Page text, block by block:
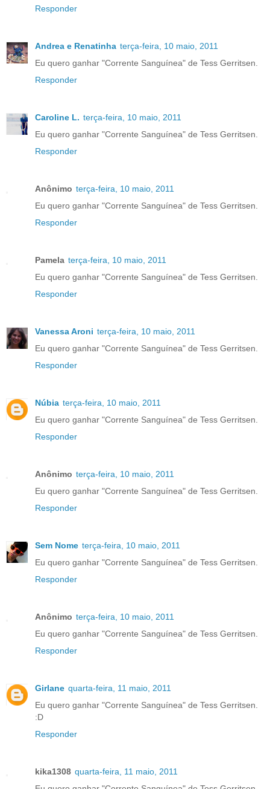
Responder
Andrea e Renatinha terça-feira, 10 maio, 2011
Eu quero ganhar "Corrente Sanguínea" de Tess Gerritsen.
Responder
Caroline L. terça-feira, 10 maio, 2011
Eu quero ganhar "Corrente Sanguínea" de Tess Gerritsen.
Responder
Anônimo terça-feira, 10 maio, 2011
Eu quero ganhar "Corrente Sanguínea" de Tess Gerritsen.
Responder
Pamela terça-feira, 10 maio, 2011
Eu quero ganhar "Corrente Sanguínea" de Tess Gerritsen.
Responder
Vanessa Aroni terça-feira, 10 maio, 2011
Eu quero ganhar "Corrente Sanguínea" de Tess Gerritsen.
Responder
Núbia terça-feira, 10 maio, 2011
Eu quero ganhar "Corrente Sanguínea" de Tess Gerritsen.
Responder
Anônimo terça-feira, 10 maio, 2011
Eu quero ganhar "Corrente Sanguínea" de Tess Gerritsen.
Responder
Sem Nome terça-feira, 10 maio, 2011
Eu quero ganhar "Corrente Sanguínea" de Tess Gerritsen.
Responder
Anônimo terça-feira, 10 maio, 2011
Eu quero ganhar "Corrente Sanguínea" de Tess Gerritsen.
Responder
Girlane quarta-feira, 11 maio, 2011
Eu quero ganhar "Corrente Sanguínea" de Tess Gerritsen.
:D
Responder
kika1308 quarta-feira, 11 maio, 2011